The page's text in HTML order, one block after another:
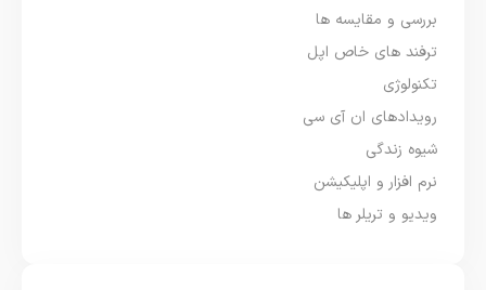
بررسی و مقایسه ها
ترفند های خاص اپل
تکنولوژی
رویدادهای ان آی سی
شیوه زندگی
نرم افزار و اپلیکیشن
ویدیو و تریلر ها